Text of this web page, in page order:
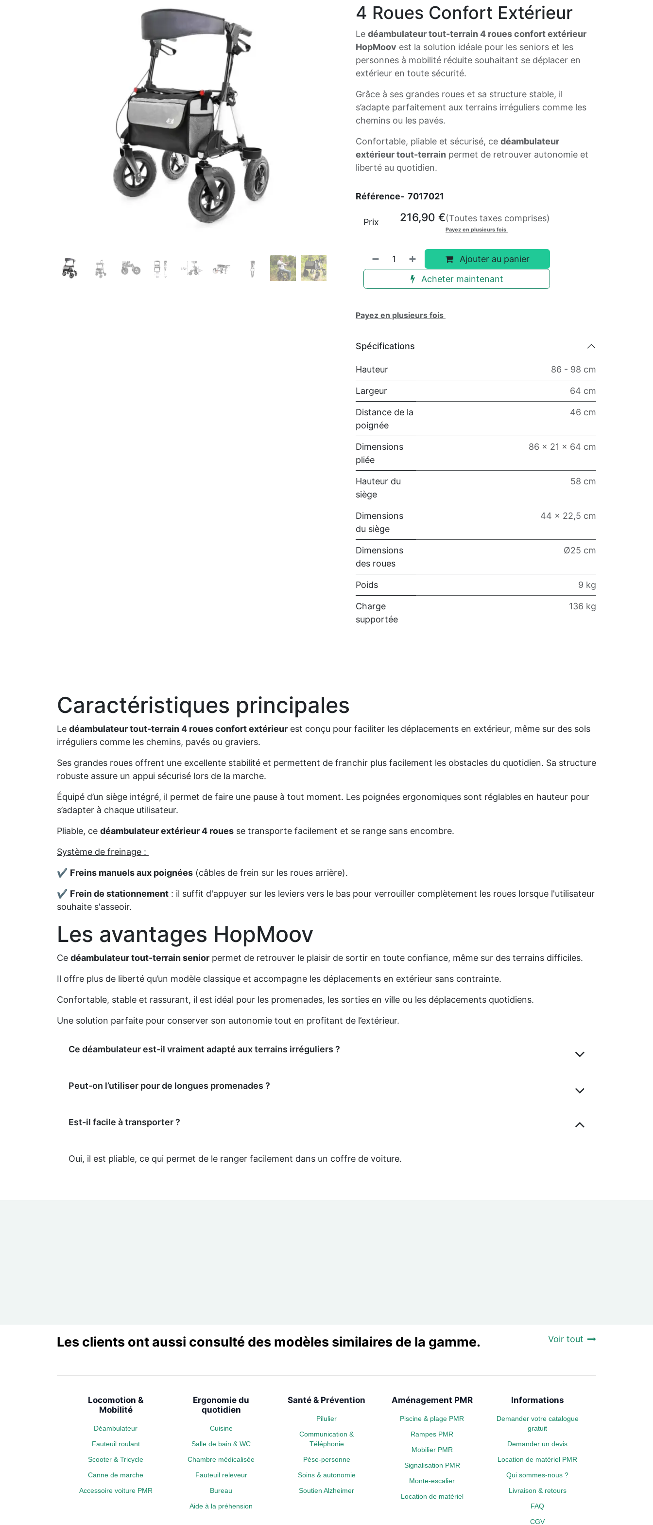
4 Roues Confort Extérieur
Le déambulateur tout-terrain 4 roues confort extérieur
HopMoov est la solution idéale pour les seniors et les
personnes à mobilité réduite souhaitant se déplacer en
extérieur en toute sécurité.
Grâce à ses grandes roues et sa structure stable, il
s’adapte parfaitement aux terrains irréguliers comme les
chemins ou les pavés.
Confortable, pliable et sécurisé, ce déambulateur
extérieur tout-terrain permet de retrouver autonomie et
liberté au quotidien.
Référence- 7017021
Ajouter au panier
Acheter maintenant
Prix 216,90 €(Toutes taxes comprises)
Payez en plusieurs fois
Payez en plusieurs fois
Spécifications
Hauteur 86 - 98 cm
Largeur 64 cm
Distance de la
poignée
46 cm
Dimensions
pliée
86 x 21 x 64 cm
Hauteur du
siège
58 cm
Dimensions
du siège
44 x 22,5 cm
Dimensions
des roues
Ø25 cm
Poids 9 kg
Charge
supportée
136 kg
Caractéristiques principales
Le déambulateur tout-terrain 4 roues confort extérieur est conçu pour faciliter les déplacements en extérieur, même sur des sols
irréguliers comme les chemins, pavés ou graviers.
Ses grandes roues offrent une excellente stabilité et permettent de franchir plus facilement les obstacles du quotidien. Sa structure
robuste assure un appui sécurisé lors de la marche.
Équipé d’un siège intégré, il permet de faire une pause à tout moment. Les poignées ergonomiques sont réglables en hauteur pour
s’adapter à chaque utilisateur.
Pliable, ce déambulateur extérieur 4 roues se transporte facilement et se range sans encombre.
Système de freinage :
✔ Freins manuels aux poignées (câbles de frein sur les roues arrière).
✔ Frein de stationnement : il suffit d'appuyer sur les leviers vers le bas pour verrouiller complètement les roues lorsque l'utilisateur
souhaite s'asseoir.
Les avantages HopMoov
Ce déambulateur tout-terrain senior permet de retrouver le plaisir de sortir en toute confiance, même sur des terrains difficiles.
Il offre plus de liberté qu’un modèle classique et accompagne les déplacements en extérieur sans contrainte.
Confortable, stable et rassurant, il est idéal pour les promenades, les sorties en ville ou les déplacements quotidiens.
Une solution parfaite pour conserver son autonomie tout en profitant de l’extérieur.
Ce déambulateur est-il vraiment adapté aux terrains irréguliers ?
Peut-on l’utiliser pour de longues promenades ?
Est-il facile à transporter ?
Oui, il est pliable, ce qui permet de le ranger facilement dans un coffre de voiture.
Les clients ont aussi consulté des modèles similaires de la gamme. Voir tout
Locomotion &
Mobilité
Déambulateur
Fauteuil roulant
Scooter & Tricycle
Canne de marche
Accessoire voiture PMR
Ergonomie du
quotidien
Cuisine
Salle de bain & WC
Chambre médicalisée
Fauteuil releveur
Bureau
Aide à la préhension
Santé & Prévention
Pilulier
Communication &
Téléphonie
Pèse-personne
Soins & autonomie
Soutien Alzheimer
Aménagement PMR
Piscine & plage PMR
Rampes PMR
Mobilier PMR
Signalisation PMR
Monte-escalier
Location de matériel
Informations
Demander votre catalogue
gratuit
Demander un devis
Location de matériel PMR
Qui sommes-nous ?
Livraison & retours
FAQ
CGV